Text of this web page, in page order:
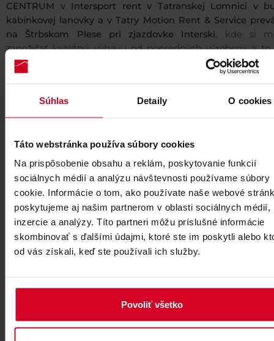
Súhlas Detaily O cookies
Táto webstránka používa súbory cookies
Na prispôsobenie obsahu a reklám, poskytovanie funkcií
sociálnych médií a analýzu návštevnosti používame súbory
cookie. Informácie o tom, ako používate naše webové
poskytujeme aj našim partnerom v oblasti sociálnych médií,
inzercie a analýzy. Títo partneri môžu príslušné informácie
skombinovať s ďalšími údajmi, ktoré ste im poskytli alebo
od vás získali, keď ste používali ich služby.
Povoliť všetko
CENTRUM v Intersport rent v Tatranskej Lomnici v
kabínkovej lanovky a v Tatry Motion Rent & Service
na Štrbskom Plese pri zjazdovke Interski, kde si
zapožičať kvalitnú výbavu od popredných výrobcov a to
Marker, Dalbelo a Scarpa. Skialpinizmus sa stáva
populárnejším športom a preto Vám prinášame
Pozrite si dôležité pravidlá a upozornenie pre pohyb
NOVINKOU je aj Večerný skialp výšľap v strediskách
Lomnica a Štrbské Pleso a to každú stredu od 16:00 do
Obchody a požičovne
Obchody, požičovne a servis
Motion ponúkajú návštevníkom